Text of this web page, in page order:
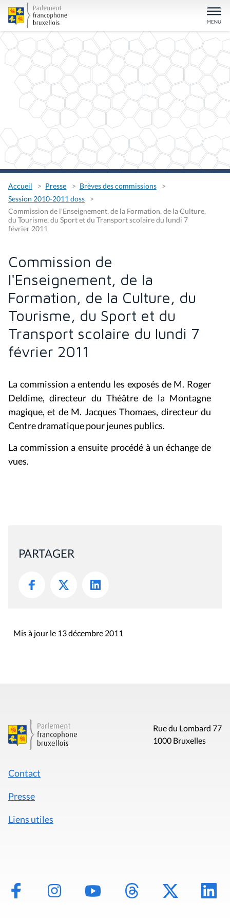
Accueil Presse
Brèves des commissions
Session 2010-2011 doss
Commission de l'Enseignement, de la Formation, de la Culture,
du Tourisme, du Sport et du Transport scolaire du lundi 7
février 2011
Commission de
l'Enseignement, de la
Formation, de la Culture, du
Tourisme, du Sport et du
Transport scolaire du lundi 7
février 2011
La commission a entendu les exposés de M. Roger
Deldime, directeur du Théâtre de la Montagne
magique, et de M. Jacques Thomaes, directeur du
Centre dramatique pour jeunes publics.
La commission a ensuite procédé à un échange de
vues.
PARTAGER
Mis à jour le 13 décembre 2011
Rue du Lombard 77
1000 Bruxelles
Contact
Presse
Liens utiles